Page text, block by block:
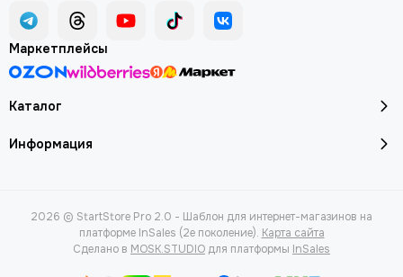
Каталог
Информация
Маркетплейсы
2026 © StartStore Pro 2.0 - Шаблон для интернет-магазинов на
платформе InSales (2е поколение). Карта сайта
Сделано в MOSK.STUDIO для платформы InSales